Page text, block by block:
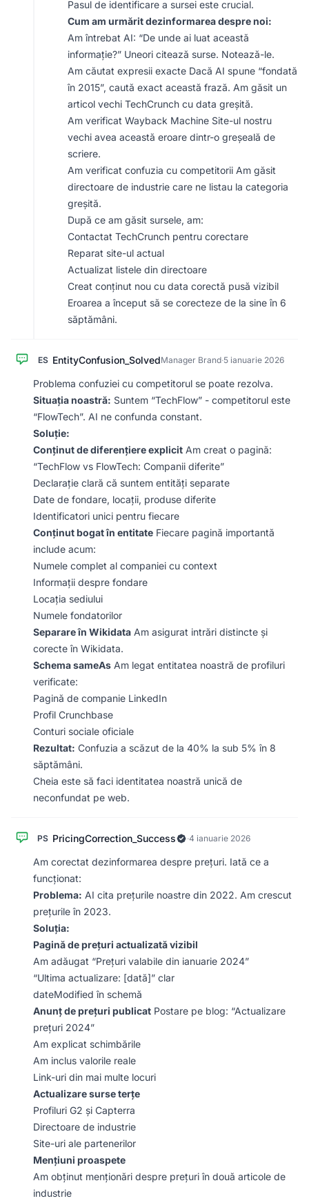
Pasul de identificare a sursei este crucial.
Cum am urmărit dezinformarea despre noi:
Am întrebat AI: “De unde ai luat această
informație?” Uneori citează surse. Notează-le.
Am căutat expresii exacte Dacă AI spune “fondată
în 2015”, caută exact această frază. Am găsit un
articol vechi TechCrunch cu data greșită.
Am verificat Wayback Machine Site-ul nostru
vechi avea această eroare dintr-o greșeală de
scriere.
Am verificat confuzia cu competitorii Am găsit
directoare de industrie care ne listau la categoria
greșită.
După ce am găsit sursele, am:
Contactat TechCrunch pentru corectare
Reparat site-ul actual
Actualizat listele din directoare
Creat conținut nou cu data corectă pusă vizibil
Eroarea a început să se corecteze de la sine în 6
săptămâni.
ES EntityConfusion_SolvedManager Brand·5 ianuarie 2026
Problema confuziei cu competitorul se poate rezolva.
Situația noastră: Suntem “TechFlow” - competitorul este
“FlowTech”. AI ne confunda constant.
Soluție:
Conținut de diferențiere explicit Am creat o pagină:
“TechFlow vs FlowTech: Companii diferite”
Declarație clară că suntem entități separate
Date de fondare, locații, produse diferite
Identificatori unici pentru fiecare
Conținut bogat în entitate Fiecare pagină importantă
include acum:
Numele complet al companiei cu context
Informații despre fondare
Locația sediului
Numele fondatorilor
Separare în Wikidata Am asigurat intrări distincte și
corecte în Wikidata.
Schema sameAs Am legat entitatea noastră de profiluri
verificate:
Pagină de companie LinkedIn
Profil Crunchbase
Conturi sociale oficiale
Rezultat: Confuzia a scăzut de la 40% la sub 5% în 8
săptămâni.
Cheia este să faci identitatea noastră unică de
neconfundat pe web.
PS PricingCorrection_Success ·4 ianuarie 2026
Am corectat dezinformarea despre prețuri. Iată ce a
funcționat:
Problema: AI cita prețurile noastre din 2022. Am crescut
prețurile în 2023.
Soluția:
Pagină de prețuri actualizată vizibil
Am adăugat “Prețuri valabile din ianuarie 2024”
“Ultima actualizare: [dată]” clar
dateModified în schemă
Anunț de prețuri publicat Postare pe blog: “Actualizare
prețuri 2024”
Am explicat schimbările
Am inclus valorile reale
Link-uri din mai multe locuri
Actualizare surse terțe
Profiluri G2 și Capterra
Directoare de industrie
Site-uri ale partenerilor
Mențiuni proaspete
Am obținut menționări despre prețuri în două articole de
industrie